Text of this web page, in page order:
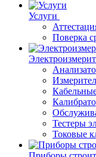
Услуги
Поверка
Тестеры
Токовые